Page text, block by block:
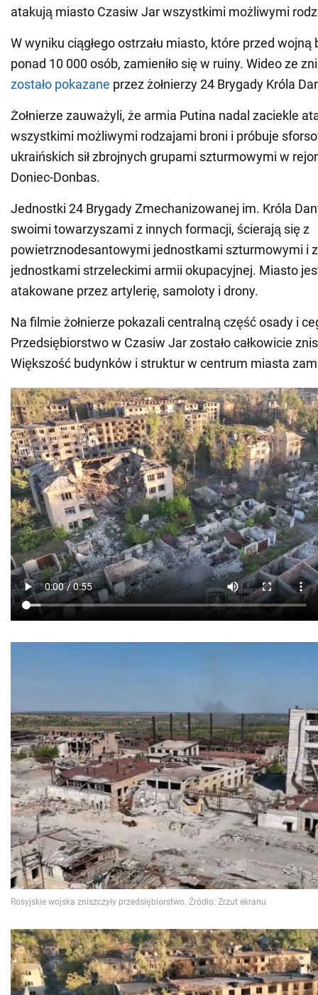
atakują miasto Czasiw Jar wszystkimi możliwymi
W wyniku ciągłego ostrzału miasto, które przed wojną
ponad 10 000 osób, zamieniło się w ruiny. Wideo ze
zostało pokazane przez żołnierzy 24 Brygady Króla
Żołnierze zauważyli, że armia Putina nadal zaciekle
wszystkimi możliwymi rodzajami broni i próbuje
ukraińskich sił zbrojnych grupami szturmowymi w
Doniec-Donbas.
Jednostki 24 Brygady Zmechanizowanej im. Króla
swoimi towarzyszami z innych formacji, ścierają się z
powietrznodesantowymi jednostkami szturmowymi i
jednostkami strzeleckimi armii okupacyjnej. Miasto
atakowane przez artylerię, samoloty i drony.
Na filmie żołnierze pokazali centralną część osady i
Przedsiębiorstwo w Czasiw Jar zostało całkowicie
Większość budynków i struktur w centrum miasta